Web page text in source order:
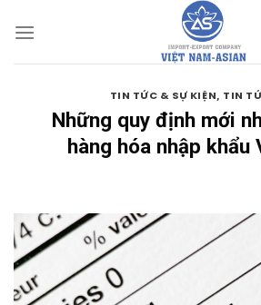
qua
TIN TỨC & SỰ KIỆN, TIN
Những quy định mới
hàng hóa nhập khẩu